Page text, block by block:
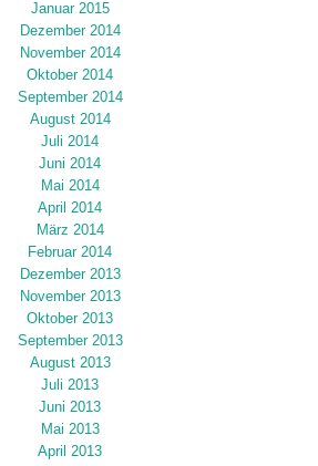
Januar 2015
Dezember 2014
November 2014
Oktober 2014
September 2014
August 2014
Juli 2014
Juni 2014
Mai 2014
April 2014
März 2014
Februar 2014
Dezember 2013
November 2013
Oktober 2013
September 2013
August 2013
Juli 2013
Juni 2013
Mai 2013
April 2013